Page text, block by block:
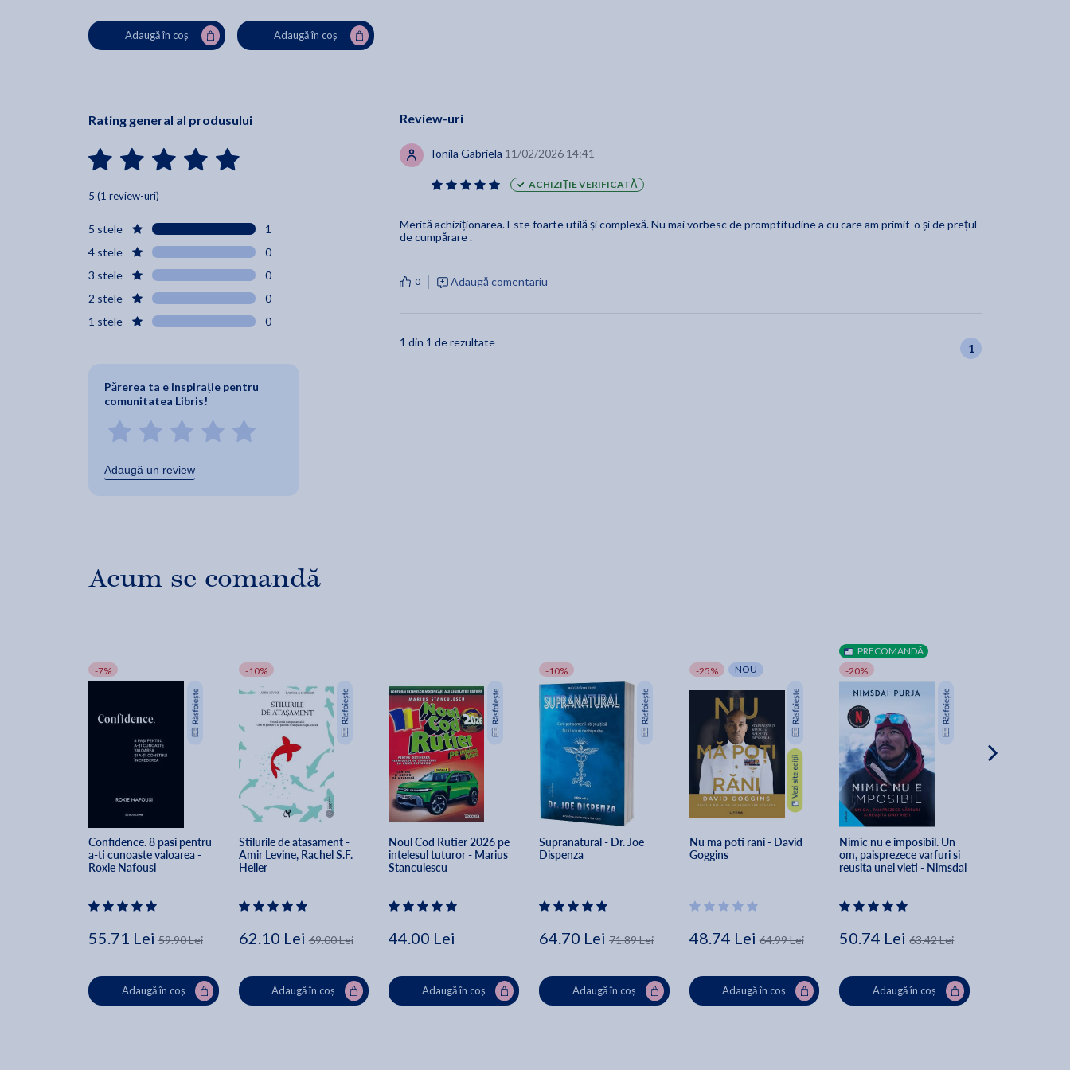
Adaugă în coș Adaugă în coș
Rating general al produsului
5 (1 review-uri)
5 stele
1
4 stele
0
3 stele
0
2 stele
0
1 stele
0
Părerea ta e inspirație pentru
comunitatea Libris!
Adaugă un review
Review-uri
Ionila Gabriela 11/02/2026 14:41
ACHIZIȚIE VERIFICATĂ
Merită achiziționarea. Este foarte utilă și complexă. Nu mai vorbesc de promptitudine a cu care am primit-o și de prețul
de cumpărare .
0 Adaugă comentariu
1 din 1 de rezultate 1
Acum se comandă
-7%
Confidence. 8 pasi pentru
a-ti cunoaste valoarea -
Roxie Nafousi
55.71 Lei 59.90 Lei
Adaugă în coș
-10%
Stilurile de atasament -
Amir Levine, Rachel S.F.
Heller
62.10 Lei 69.00 Lei
Adaugă în coș
Noul Cod Rutier 2026 pe
intelesul tuturor - Marius
Stanculescu
44.00 Lei
Adaugă în coș
-10%
Supranatural - Dr. Joe
Dispenza
64.70 Lei 71.89 Lei
Adaugă în coș
-25% NOU
Nu ma poti rani - David
Goggins
48.74 Lei 64.99 Lei
Adaugă în coș
PRECOMANDĂ
-20%
Nimic nu e imposibil. Un
om, paisprezece varfuri si
reusita unei vieti - Nimsdai
50.74 Lei 63.42 Lei
Adaugă în coș